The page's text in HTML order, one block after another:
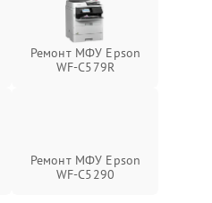
Ремонт МФУ Epson
WF-C579R
Ремонт МФУ Epson
WF-C5290